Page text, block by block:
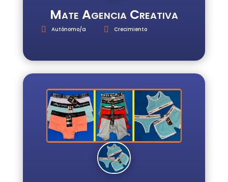
Mate Agencia Creativa
Autónomo/a Crecimiento